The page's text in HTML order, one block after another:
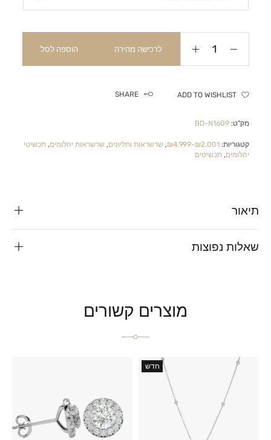
לרכישה מהירה הוספה לסל
ADD TO WISHLIST
SHARE
מק"ט:BD-N1609
קטגוריות: ₪2,001-₪4,999
, שרשראות ותליונים, שרשראות יהלומים,תכשיטי
יהלומים,תכשיטים
תיאור
שאלות נפוצות
מוצרים קשורים
חדש